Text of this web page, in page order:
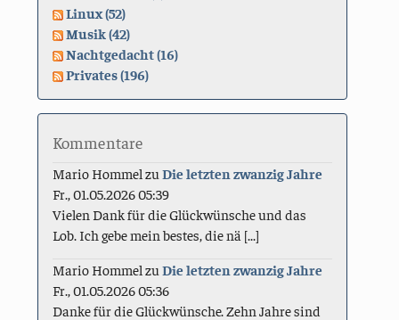
Linux (52)
Musik (42)
Nachtgedacht (16)
Privates (196)
Kommentare
Mario Hommel zuDie letzten zwanzig Jahre
Fr., 01.05.2026 05:39
Vielen Dank für die Glückwünsche und das
Lob. Ich gebe mein bestes, die nä [...]
Mario Hommel zuDie letzten zwanzig Jahre
Fr., 01.05.2026 05:36
Danke für die Glückwünsche. Zehn Jahre sind